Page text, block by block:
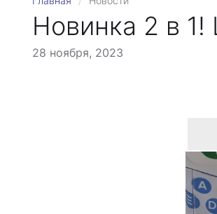
Новинка 2 в
28 ноября, 2023